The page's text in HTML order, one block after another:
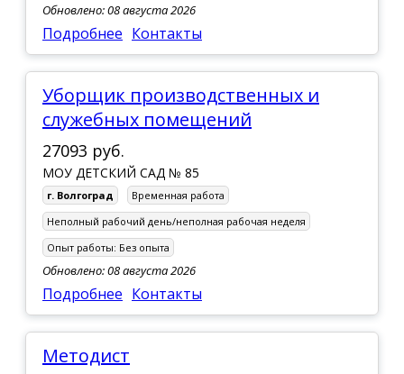
Обновлено: 08 августа 2026
Подробнее Контакты
Уборщик производственных и
служебных помещений
27093 руб.
МОУ ДЕТСКИЙ САД № 85
г. Волгоград
Временная работа
Неполный рабочий день/неполная рабочая неделя
Опыт работы: Без опыта
Обновлено: 08 августа 2026
Подробнее Контакты
Методист